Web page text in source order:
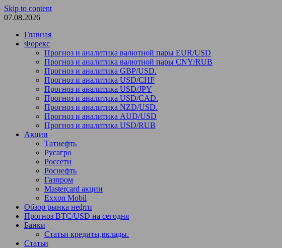
Skip to content
07.08.2026
Главная
Форекс
Прогноз и аналитика валютной пары EUR/USD
Прогноз и аналитика валютной пары CNY/RUB
Прогноз и аналитика GBP/USD.
Прогноз и аналитика USD/CHF
Прогноз и аналитика USD/JPY
Прогноз и аналитика USD/CAD.
Прогноз и аналитика NZD/USD.
Прогноз и аналитика AUD/USD
Прогноз и аналитика USD/RUB
Акции
Татнефть
Русагро
Россети
Роснефть
Газпром
Mastercard акции
Exxon Mobil
Обзор рынка нефти
Прогноз BTC/USD на сегодня
Банки
Статьи кредиты,вклады.
Статьи